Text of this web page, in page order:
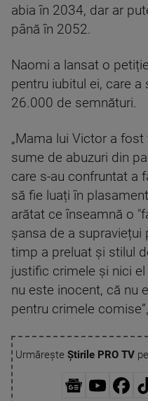
abia în 2034, dar ar
până în 2052.
Naomi a lansat o
pentru iubitul ei, care
26.000 de semnături.
„Mama lui Victor a
sume de abuzuri din
care s-au confruntat a
să fie luați în
arătat ce înseamnă o
șansa de a supraviețui
timp a preluat și stilul
justific crimele și nici
nu este inocent, că nu
pentru crimele
Urmărește Știrile PRO TV